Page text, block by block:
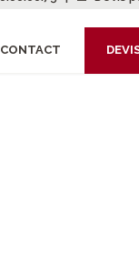
CONTACT